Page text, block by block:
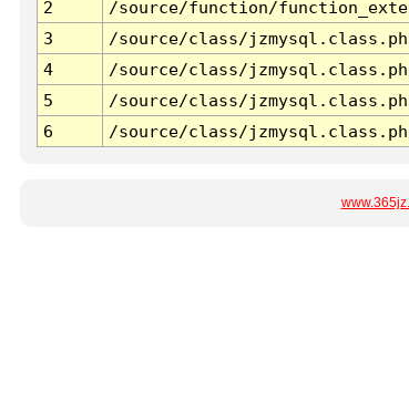
2
/source/function/
3
/source/class/
4
/source/class/
5
/source/class/
6
/source/class/